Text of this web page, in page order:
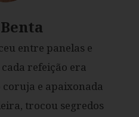
entre panelas e
refeição era
coruja e apaixonada
trocou segredos